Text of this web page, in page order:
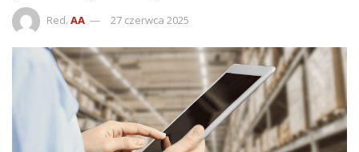
Red. AA 27 czerwca 2025